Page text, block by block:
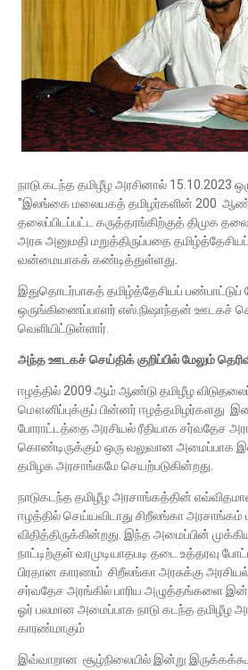
நாடு கடந்த தமிழீழ அரசினால் 15.10.2023
"இலங்கை மலையகத் தமிழர்களின் 200
தலைப்பிடப்பட்ட கருத்தரங்கிற்குத் திமுக
அரசு அனுமதி மறுத்திருப்பதை
வன்மையாகக் கண்டித்துள்ளது.
இதுதொடர்பாகத் தமிழ்த்தேசியப்
ஒருங்கிணைப்பாளர் எஸ்.நிஷாந்தன் ஊடகச்
வெளியிட்டுள்ளார்.
அந்த ஊடகச் செய்திக் குறிப்பில் மேலும்
ஈழத்தில் 2009 ஆம் ஆண்டு தமிழீழ விடுதலைப்
மௌனிப்புக்குப் பின்னர் ஈழத்தமிழர்களது
போராட்டத்தை அரசியல் ரீதியாக சர்வதேச
கொண்டிருக்கும் ஒரு வலுவான அமைப்பாக
தமிழக அரசாங்கமே செயற்படுகின்றது.
நாடுகடந்த தமிழீழ அரசாங்கத்தின்
ஈழத்தில் செய்யவிடாது சிறீலங்கா
விதித்திருக்கின்றது. இந்த அமைப்பின்
நாட்டிற்குள் வரமுடியாதபடி தடை உத்தரவு
பிரதான காரணம் சிறீலங்கா அரசுக்கு
சர்வதேச அரங்கில் பாரிய அழுத்தங்களை
ஓர் பலமான அமைப்பாக நாடு கடந்த தமிழீழ
காரண்மாகும்
இவ்வாறான சூழ்நிலையில் இன்று